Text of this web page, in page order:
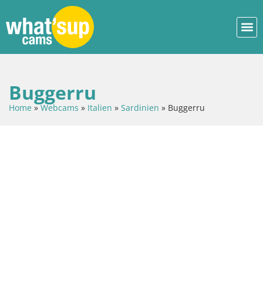
Buggerru
Home »Webcams » Italien » Sardinien » Buggerru